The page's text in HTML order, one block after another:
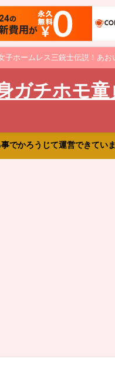
ホームレス三銃士伝説！あ
ガチホモ
かろうじて運営できてい